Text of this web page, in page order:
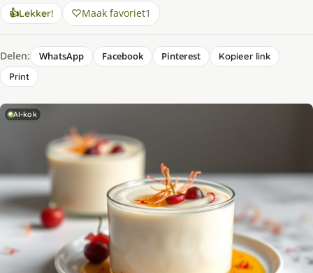
👍Lekker! Maak favoriet1
Delen: WhatsApp Facebook Pinterest
Kopieer link
Print
AI-kok